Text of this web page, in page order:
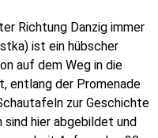
Richtung Danzig immer
ist ein hübscher
auf dem Weg in die
entlang der Promenade
zur Geschichte
hier abgebildet und